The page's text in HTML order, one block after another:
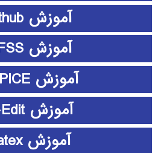
آموزش github
آموزش HFSS
آموزش HSPICE
آموزش L-Edit
آموزش Latex